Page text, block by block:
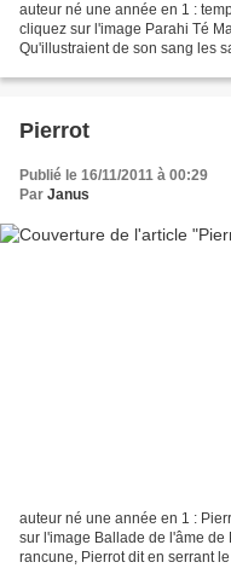
auteur né une année en 1 :
cliquez sur l'image Parahi Té
Qu'illustraient de son sang les
Pierrot
Publié le 16/11/2011 à 00:29
Par Janus
auteur né une année en 1 :
sur l'image Ballade de l'âme
rancune, Pierrot dit en serrant